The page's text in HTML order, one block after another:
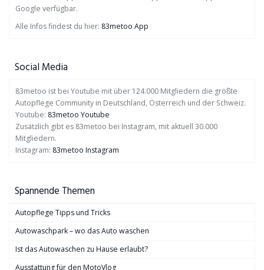
Google verfügbar.
Alle Infos findest du hier: 83metoo App
Social Media
83metoo ist bei Youtube mit über 124.000 Mitgliedern die größte
Autopflege Community in Deutschland, Österreich und der Schweiz.
Youtube: 83metoo Youtube
Zusätzlich gibt es 83metoo bei Instagram, mit aktuell 30.000
Mitgliedern.
Instagram: 83metoo Instagram
Spannende Themen
Autopflege Tipps und Tricks
Autowaschpark – wo das Auto waschen
Ist das Autowaschen zu Hause erlaubt?
Ausstattung für den MotoVlog